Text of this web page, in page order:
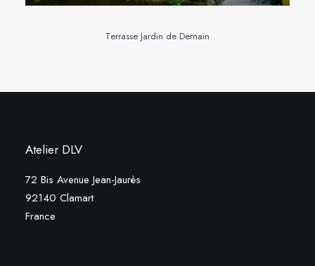
Terrasse Jardin de Demain
Atelier DLV
72 Bis Avenue Jean-Jaurès
92140 Clamart
France